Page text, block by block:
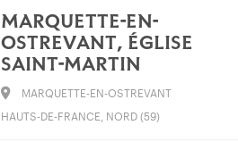
MARQUETTE-EN-
OSTREVANT, ÉGLISE
SAINT-MARTIN
MARQUETTE-EN-OSTREVANT
HAUTS-DE-FRANCE, NORD (59)